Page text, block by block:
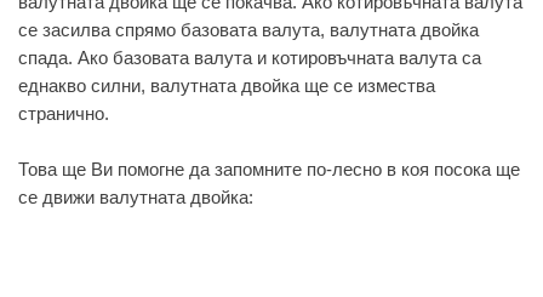
се засилва спрямо базовата валута, валутната двойка
спада. Ако базовата валута и котировъчната валута са
еднакво силни, валутната двойка ще се измества
странично.
Това ще Ви помогне да запомните по-лесно в коя посока ще
се движи валутната двойка: